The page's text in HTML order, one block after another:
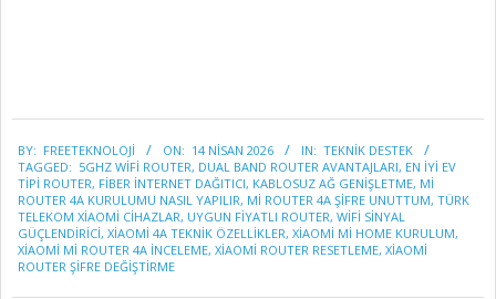
04-
14
BY: FREETEKNOLOJI ON: 14 NISAN 2026 IN: TEKNİK DESTEK
TAGGED: 5GHZ WIFI ROUTER, DUAL BAND ROUTER AVANTAJLARI, EN IYI EV
TIPI ROUTER, FIBER INTERNET DAĞITICI, KABLOSUZ AĞ GENIŞLETME, MI
ROUTER 4A KURULUMU NASIL YAPILIR, MI ROUTER 4A ŞIFRE UNUTTUM, TÜRK
TELEKOM XIAOMI CIHAZLAR, UYGUN FIYATLI ROUTER, WIFI SINYAL
GÜÇLENDIRICI, XIAOMI 4A TEKNIK ÖZELLIKLER, XIAOMI MI HOME KURULUM,
XIAOMI MI ROUTER 4A INCELEME, XIAOMI ROUTER RESETLEME, XIAOMI
ROUTER ŞIFRE DEĞIŞTIRME